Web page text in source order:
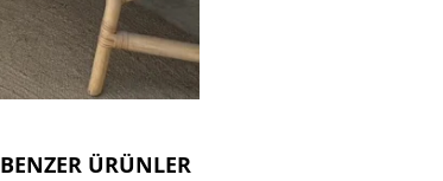
BENZER ÜRÜNLER